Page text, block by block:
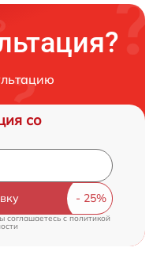
со
соглашаетесь c политикой